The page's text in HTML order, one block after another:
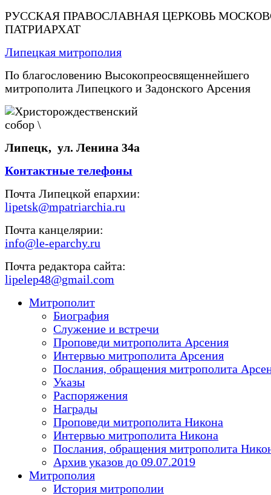
РУССКАЯ ПРАВОСЛАВНАЯ ЦЕРКОВЬ
ПАТРИАРХАТ
Липецкая митрополия
По благословению Высокопреосвященнейшего
митрополита Липецкого и Задонского Арсения
Липецк, ул. Ленина 34а
Контактные телефоны
Почта Липецкой епархии:
lipetsk@mpatriarchia.ru
Почта канцелярии:
info@le-eparchy.ru
Почта редактора сайта:
lipelep48@gmail.com
Митрополит
Биография
Служение и встречи
Проповеди митрополита Арсения
Интервью митрополита Арсения
Послания, обращения митрополита
Указы
Распоряжения
Награды
Проповеди митрополита Никона
Интервью митрополита Никона
Послания, обращения митрополита
Архив указов до 09.07.2019
Митрополия
История митрополии